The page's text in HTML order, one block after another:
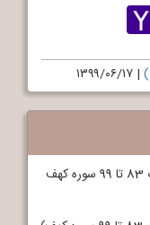
Mail
| ۱۳۹۹/۰۶/۱۷
فهرست جلسات کیستی ذوالقرنین (آیات 83 تا 99 سوره کهف